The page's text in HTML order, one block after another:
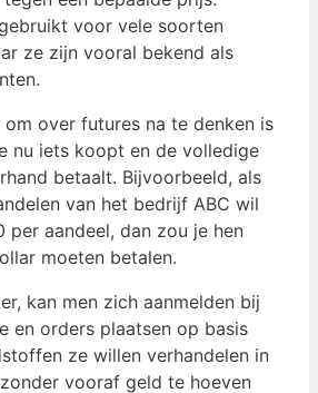
voor vele soorten
ze zijn vooral bekend als
om over futures na te denken is
nu iets koopt en de volledige
betaalt. Bijvoorbeeld, als
van het bedrijf ABC wil
per aandeel, dan zou je hen
moeten betalen.
kan men zich aanmelden bij
en orders plaatsen op basis
ze willen verhandelen in
vooraf geld te hoeven